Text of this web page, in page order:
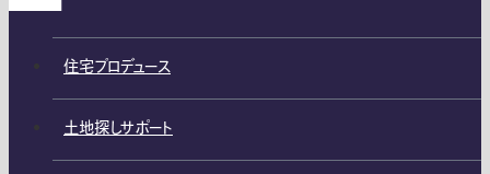
住宅プロデュース
土地探しサポート